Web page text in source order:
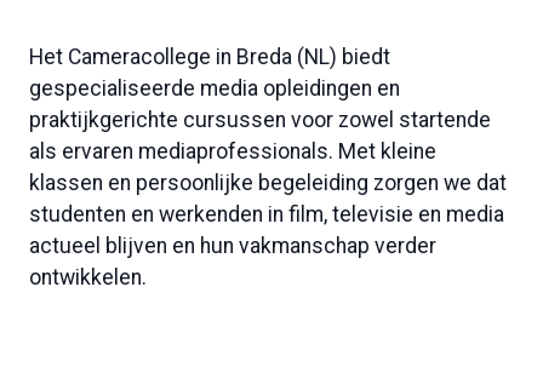
Het Cameracollege in Breda (NL) biedt
gespecialiseerde media opleidingen en
praktijkgerichte cursussen voor zowel startende
als ervaren mediaprofessionals. Met kleine
klassen en persoonlijke begeleiding zorgen we dat
studenten en werkenden in film, televisie en media
actueel blijven en hun vakmanschap verder
ontwikkelen.